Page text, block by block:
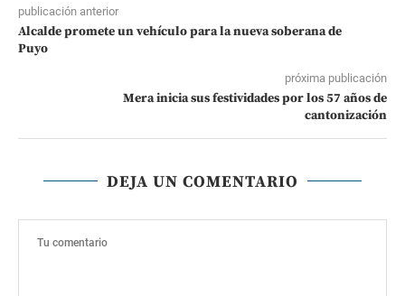
publicación anterior
Alcalde promete un vehículo para la nueva soberana de
Puyo
próxima publicación
Mera inicia sus festividades por los 57 años de
cantonización
DEJA UN COMENTARIO